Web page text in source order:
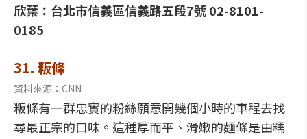
欣葉：台北市信義區信義路五段7號 02-8101-
0185
31. 粄條
資料來源：CNN
粄條有一群忠實的粉絲願意開幾個小時的車程去找
尋最正宗的口味。這種厚而平、滑嫩的麵條是由糯